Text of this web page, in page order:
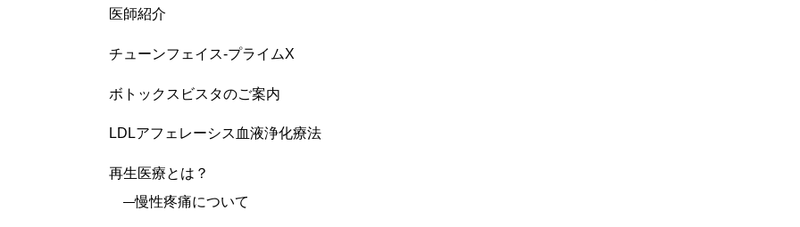
医師紹介
チューンフェイス-プライムX
ボトックスビスタのご案内
LDLアフェレーシス血液浄化療法
再生医療とは？
慢性疼痛について